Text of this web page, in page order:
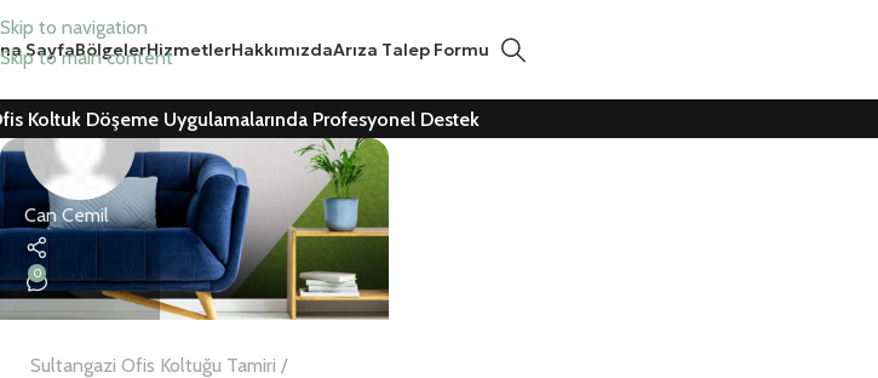
Skip to navigation
Skip to main content
SayfaBölgelerHizmetlerHakkımızdaArıza Talep Formu
Koltuk Döşeme Uygulamalarında Profesyonel Destek
Can Cemil
0
Sultangazi Ofis Koltuğu Tamiri